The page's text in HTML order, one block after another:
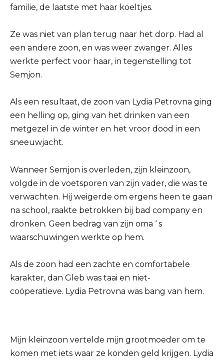
familie, de laatste met haar koeltjes.
Ze was niet van plan terug naar het dorp. Had al
een andere zoon, en was weer zwanger. Alles
werkte perfect voor haar, in tegenstelling tot
Semjon.
Als een resultaat, de zoon van Lydia Petrovna ging
een helling op, ging van het drinken van een
metgezel in de winter en het vroor dood in een
sneeuwjacht.
Wanneer Semjon is overleden, zijn kleinzoon,
volgde in de voetsporen van zijn vader, die was te
verwachten. Hij weigerde om ergens heen te gaan
na school, raakte betrokken bij bad company en
dronken. Geen bedrag van zijn oma ‘ s
waarschuwingen werkte op hem.
Als de zoon had een zachte en comfortabele
karakter, dan Gleb was taai en niet-
coöperatieve. Lydia Petrovna was bang van hem.
Mijn kleinzoon vertelde mijn grootmoeder om te
komen met iets waar ze konden geld krijgen. Lydia